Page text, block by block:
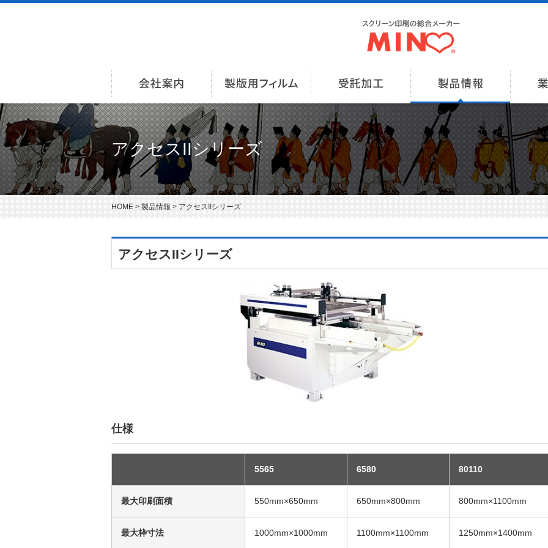
アクセスIIシリーズ
HOME > 製品情報 > アクセスIIシリーズ
アクセスIIシリーズ
仕様
5565 6580 80110
最大印刷面積 550mm×650mm 650mm×800mm 800mm×1100mm
最大枠寸法 1000mm×1000mm 1100mm×1100mm 1250mm×1400mm